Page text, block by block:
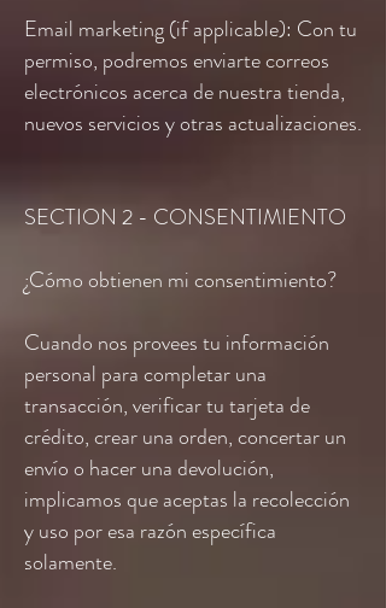
Email marketing (if applicable): Con tu
permiso, podremos enviarte correos
electrónicos acerca de nuestra tienda,
nuevos servicios y otras actualizaciones.
SECTION 2 - CONSENTIMIENTO
¿Cómo obtienen mi consentimiento?
Cuando nos provees tu información
personal para completar una
transacción, verificar tu tarjeta de
crédito, crear una orden, concertar un
envío o hacer una devolución,
implicamos que aceptas la recolección
y uso por esa razón específica
solamente.